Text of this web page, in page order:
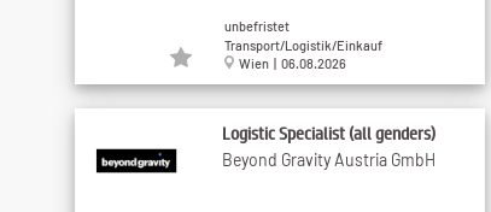
unbefristet
Transport/Logistik/Einkauf
Wien | 06.08.2026
Logistic Specialist (all genders)
Beyond Gravity Austria GmbH